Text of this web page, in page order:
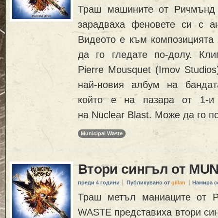
Траш машините от Ричмънд
зарадваха феновете си с
Видеото е към
да го гледате по-долу.
Pierre Mousquet (Imov
най-новия албум на
който е на пазара от 1-и
на Nuclear Blast. Може да го
Municipal Waste
Втори сингъл от
преди 4 години Публикувано от gillan Намира
Траш метъл маниаците от
WASTE представиха втори